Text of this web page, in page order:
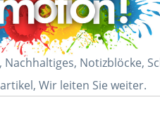
Nachhaltiges, Notizblöcke,
Wir leiten Sie weiter.